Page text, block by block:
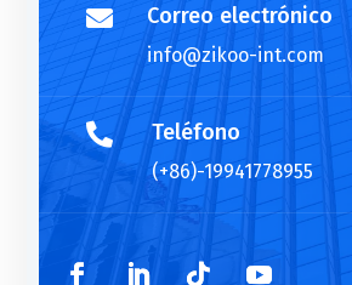
 Correo electrónico
info@zikoo-int.com
 Teléfono
(+86)-19941778955